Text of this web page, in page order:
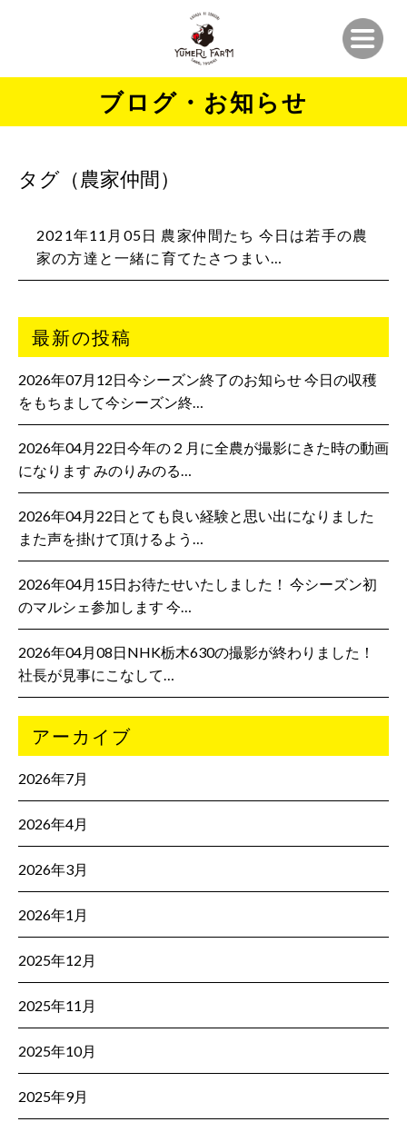
ブログ・お知らせ
タグ（農家仲間）
2021年11月05日 農家仲間たち‍ 今日は若手の農
家の方達と一緒に育てたさつまい…
最新の投稿
2026年07月12日今シーズン終了のお知らせ 今日の収穫
をもちまして今シーズン終…
2026年04月22日今年の２月に全農が撮影にきた時の動画
になります みのりみのる…
2026年04月22日とても良い経験と思い出になりました
また声を掛けて頂けるよう…
2026年04月15日お待たせいたしました！ 今シーズン初
のマルシェ参加します 今…
2026年04月08日NHK栃木630の撮影が終わりました！
社長が見事にこなして…
アーカイブ
2026年7月
2026年4月
2026年3月
2026年1月
2025年12月
2025年11月
2025年10月
2025年9月